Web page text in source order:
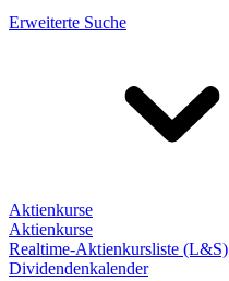
Erweiterte Suche
Aktienkurse
Aktienkurse
Realtime-Aktienkursliste (L&S)
Dividendenkalender